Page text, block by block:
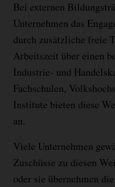
Bei externen
Unternehmen das
durch zusätzliche freie
Arbeitszeit über einen
Industrie- und
Fachschulen,
Institute bieten diese
an.
Viele Unternehmen
Zuschüsse zu diesen
oder sie übernehmen